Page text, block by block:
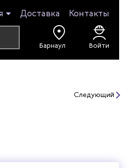
Доставка Контакты
Войти
Следующий